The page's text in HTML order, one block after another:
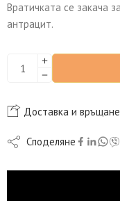
Вратичката се закача
антрацит.
Доставка и връщане
Споделяне